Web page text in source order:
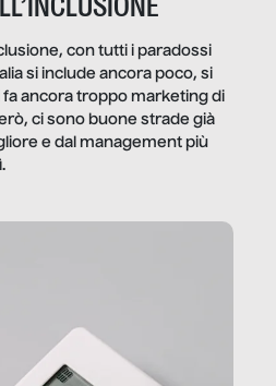
con tutti i paradossi
si include ancora poco, si
fa ancora troppo marketing di
ci sono buone strade già
e dal management più